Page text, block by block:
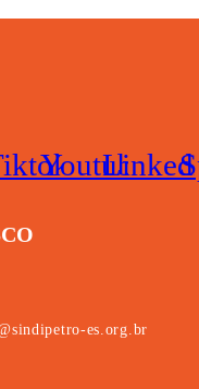
Youtube
es.org.br